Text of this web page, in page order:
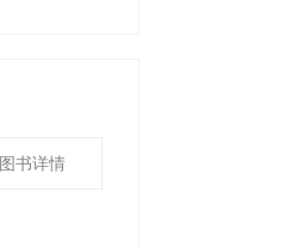
图书详情